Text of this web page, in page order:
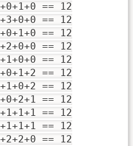
== 12
== 12
== 12
== 12
== 12
== 12
== 12
== 12
== 12
== 12
== 12